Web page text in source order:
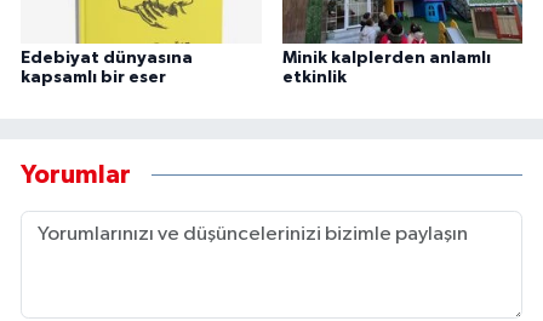
Edebiyat dünyasına
kapsamlı bir eser
Minik kalplerden anlamlı
etkinlik
Yorumlar